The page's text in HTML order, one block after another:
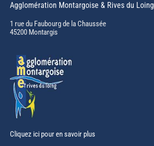
opens
in
new
Agglomération Montargoise & Rives du Loing
1 rue du Faubourg de la Chaussée
45200 Montargis
Cliquez ici pour en savoir plus